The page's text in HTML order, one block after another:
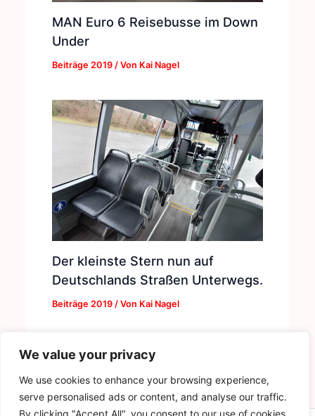
We value your privacy
We use cookies to enhance your browsing experience,
serve personalised ads or content, and analyse our traffic.
By clicking "Accept All", you consent to our use of cookies.
MAN Euro 6 Reisebusse im Down
Under
Beiträge 2019/ Von Kai Nagel
Der kleinste Stern nun auf
Deutschlands Straßen Unterwegs.
Beiträge 2019/ Von Kai Nagel